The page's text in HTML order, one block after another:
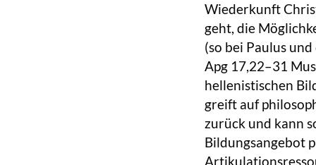
Wiederkunft
geht, die
(so bei Paulus
Apg 17,22–31
hellenistischen
greift auf
zurück und kann
Bildungsangebot